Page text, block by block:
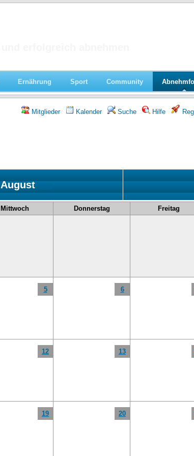
Ernährung Sport Community
Mitglieder Kalender Suche Hilfe
August
Mittwoch Donnerstag Freitag
5 6
12 13
19 20